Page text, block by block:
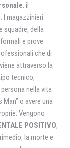
: il
I magazzinieri
squadre, della
e prove
che di
attraverso la
tecnico,
nella vita
o avere una
Vengono
POSITIVO,
la morte e